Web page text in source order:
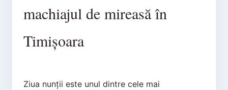
machiajul de mireasă în
Timișoara
Ziua nunții este unul dintre cele mai